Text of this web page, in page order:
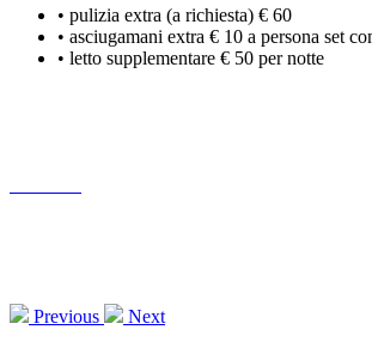
• pulizia extra (a richiesta) € 60
• asciugamani extra € 10 a persona set
• letto supplementare € 50 per notte
Previous Next